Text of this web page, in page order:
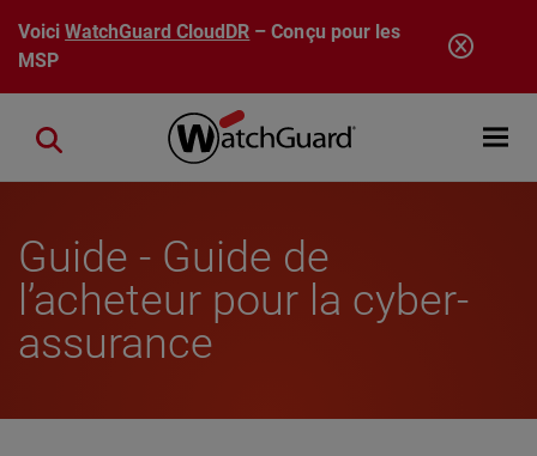
Aller au contenu principal
VoiciWatchGuard CloudDR – Conçu pour les
MSP
Open
Close search
Guide - Guide de
l’acheteur pour la cyber-
assurance